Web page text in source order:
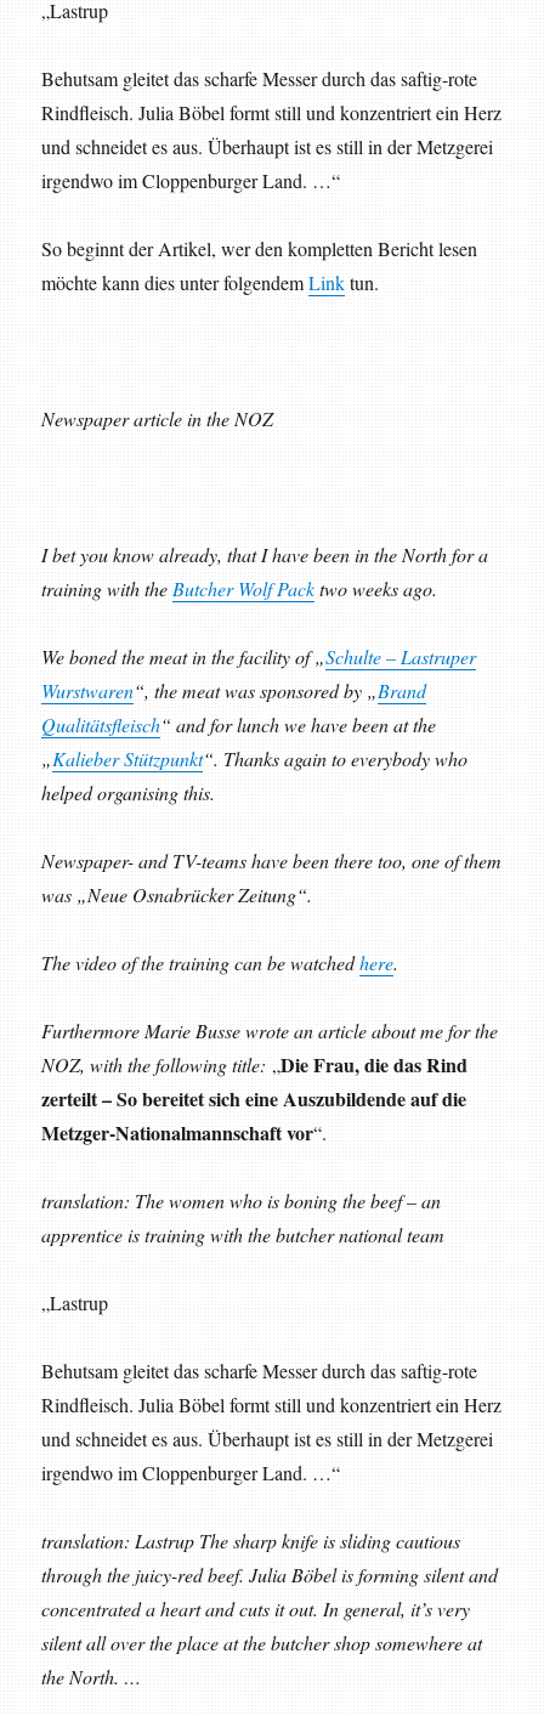
„Lastrup
Behutsam gleitet das scharfe Messer durch das saftig-rote
Rindfleisch. Julia Böbel formt still und konzentriert ein Herz
und schneidet es aus. Überhaupt ist es still in der Metzgerei
irgendwo im Cloppenburger Land. …“
So beginnt der Artikel, wer den kompletten Bericht lesen
möchte kann dies unter folgendemLinktun.
Newspaper article in the NOZ
I bet you know already, that I have been in the North for a
training with the Butcher Wolf Packtwo weeks ago.
We boned the meat in the facility of „Schulte – Lastruper
Wurstwaren“, the meat was sponsored by „Brand
Qualitätsfleisch“ and for lunch we have been at the
„Kalieber Stützpunkt“. Thanks again to everybody who
helped organising this.
Newspaper- and TV-teams have been there too, one of them
was „Neue Osnabrücker Zeitung“.
The video of the training can be watchedhere.
Furthermore Marie Busse wrote an article about me for the
NOZ, with the following title: „Die Frau, die das Rind
zerteilt – So bereitet sich eine Auszubildende auf die
Metzger-Nationalmannschaft vor“.
translation: The women who is boning the beef – an
apprentice is training with the butcher national team
„Lastrup
Behutsam gleitet das scharfe Messer durch das saftig-rote
Rindfleisch. Julia Böbel formt still und konzentriert ein Herz
und schneidet es aus. Überhaupt ist es still in der Metzgerei
irgendwo im Cloppenburger Land. …“
translation: Lastrup The sharp knife is sliding cautious
through the juicy-red beef. Julia Böbel is forming silent and
concentrated a heart and cuts it out. In general, it’s very
silent all over the place at the butcher shop somewhere at
the North. …